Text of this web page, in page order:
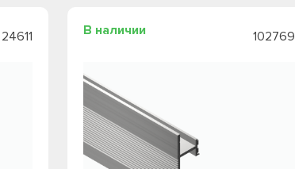
24611 В наличии 102769